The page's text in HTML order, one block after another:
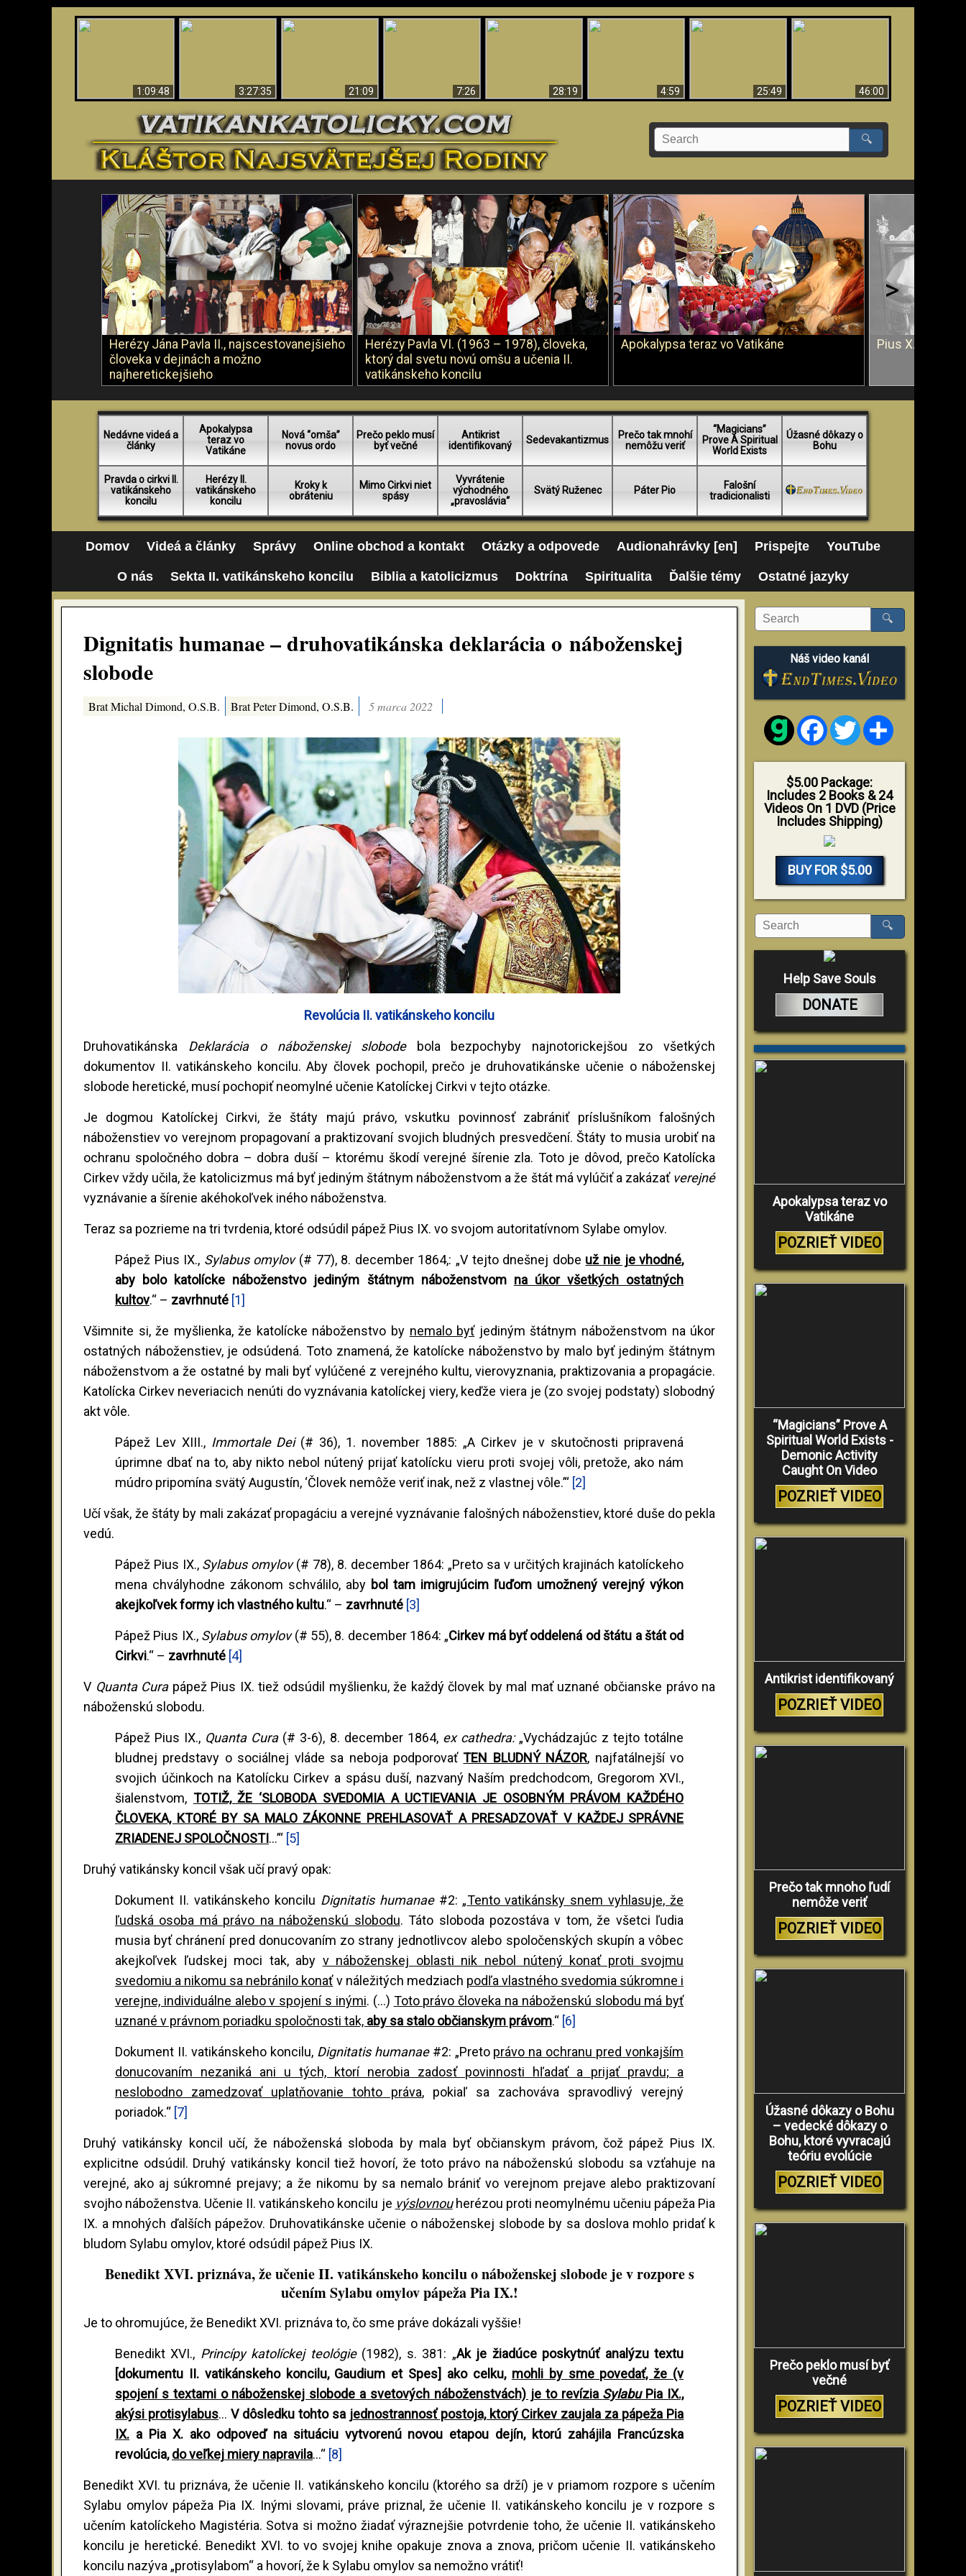
1:09:48 3:27:35
21:09
7:26 28:19
4:59
25:49 46:00
🔍
Herézy Jána Pavla II., najscestovanejšieho
človeka v dejinách a možno
najheretickejšieho
Herézy Pavla VI. (1963 – 1978), človeka,
ktorý dal svetu novú omšu a učenia II.
vatikánskeho koncilu
Apokalypsa teraz vo Vatikáne Pius X. vs. Ján
>
Nedávne videá a
články
Apokalypsa
teraz vo
Vatikáne
Nová “omša”
novus ordo
Prečo peklo musí
byť večné
Antikrist
identifikovaný
Sedevakantizmus
Prečo tak mnohí
nemôžu veriť
“Magicians”
Prove A Spiritual
World Exists
Úžasné dôkazy o
Bohu
Pravda o cirkvi II.
vatikánskeho
koncilu
Herézy II.
vatikánskeho
koncilu
Kroky k
obráteniu
Mimo Cirkvi niet
spásy
Vyvrátenie
východného
„pravoslávia“
Svätý Ruženec Páter Pio
Falošní
tradicionalisti
Domov Videá a články Správy Online obchod a kontakt Otázky a odpovede Audionahrávky [en] Prispejte YouTube
O nás Sekta II. vatikánskeho koncilu Biblia a katolicizmus Doktrína Spiritualita Ďalšie témy Ostatné jazyky
Dignitatis humanae – druhovatikánska deklarácia o náboženskej
slobode
Brat Michal Dimond, O.S.B. Brat Peter Dimond, O.S.B. 5 marca 2022
Revolúcia II. vatikánskeho koncilu
Druhovatikánska Deklarácia o náboženskej slobode
bola bezpochyby najnotorickejšou zo všetkých
dokumentov II. vatikánskeho koncilu. Aby človek pochopil, prečo je druhovatikánske učenie o náboženskej
slobode heretické, musí pochopiť neomylné učenie Katolíckej Cirkvi v tejto otázke.
Je dogmou Katolíckej Cirkvi, že štáty majú právo, vskutku povinnosť zabrániť príslušníkom falošných
náboženstiev vo verejnom propagovaní a praktizovaní svojich bludných presvedčení. Štáty to musia urobiť na
ochranu spoločného dobra – dobra duší – ktorému škodí verejné šírenie zla. Toto je dôvod, prečo Katolícka
Cirkev vždy učila, že katolicizmus má byť jediným štátnym náboženstvom a že štát má vylúčiť a zakázať verejné
vyznávanie a šírenie akéhokoľvek iného náboženstva.
Teraz sa pozrieme na tri tvrdenia, ktoré odsúdil pápež Pius IX. vo svojom autoritatívnom Sylabe omylov.
Pápež Pius IX., Sylabus omylov (# 77), 8. december 1864,: „V tejto dnešnej dobe už nie je vhodné,
aby bolo katolícke náboženstvo jediným štátnym náboženstvom na úkor všetkých ostatných
kultov.“ – zavrhnuté [1]
Všimnite si, že myšlienka, že katolícke náboženstvo by nemalo byťjediným štátnym náboženstvom na úkor
ostatných náboženstiev, je odsúdená. Toto znamená, že katolícke náboženstvo by malo byť jediným štátnym
náboženstvom a že ostatné by mali byť vylúčené z verejného kultu, vierovyznania, praktizovania a propagácie.
Katolícka Cirkev neveriacich nenúti do vyznávania katolíckej viery, keďže viera je (zo svojej podstaty) slobodný
akt vôle.
Pápež Lev XIII., Immortale Dei (# 36), 1. november 1885: „A Cirkev je v skutočnosti pripravená
úprimne dbať na to, aby nikto nebol nútený prijať katolícku vieru proti svojej vôli, pretože, ako nám
múdro pripomína svätý Augustín, ‘Človek nemôže veriť inak, než z vlastnej vôle.’“ [2]
Učí však, že štáty by mali zakázať propagáciu a verejné vyznávanie falošných náboženstiev, ktoré duše do pekla
vedú.
Pápež Pius IX., Sylabus omylov(# 78), 8. december 1864: „Preto sa v určitých krajinách katolíckeho
mena chvályhodne zákonom schválilo, aby boltam imigrujúcim ľuďom umožnený verejný výkon
akejkoľvek formy ich vlastného kultu.“ – zavrhnuté [3]
Pápež Pius IX., Sylabus omylov(# 55), 8. december 1864: „Cirkev má byť oddelená od štátu a štát od
Cirkvi.“ – zavrhnuté [4]
V Quanta Cura pápež Pius IX. tiež odsúdil myšlienku, že každý človek by mal mať uznané občianske právo na
náboženskú slobodu.
Pápež Pius IX., Quanta Cura(# 3-6), 8. december 1864, ex cathedra: „Vychádzajúc z tejto totálne
bludnej predstavy o sociálnej vláde sa neboja podporovaťTEN BLUDNÝ NÁZOR, najfatálnejší vo
svojich účinkoch na Katolícku Cirkev a spásu duší, nazvaný Naším predchodcom, Gregorom XVI.,
šialenstvom, TOTIŽ, ŽE ‘SLOBODA SVEDOMIA A UCTIEVANIA JE OSOBNÝM PRÁVOM KAŽDÉHO
ČLOVEKA, KTORÉ BY SA MALO ZÁKONNE PREHLASOVAŤ A PRESADZOVAŤ V KAŽDEJ SPRÁVNE
ZRIADENEJ SPOLOČNOSTI...’“ [5]
Druhý vatikánsky koncil však učí pravý opak:
Dokument II. vatikánskeho koncilu Dignitatis humanae #2: „Tento vatikánsky snem vyhlasuje, že
ľudská osoba má právo na náboženskú slobodu. Táto sloboda pozostáva v tom, že všetci ľudia
musia byť chránení pred donucovaním zo strany jednotlivcov alebo spoločenských skupín a vôbec
akejkoľvek ľudskej moci tak, aby v náboženskej oblasti nik nebol nútený konať proti svojmu
svedomiu a nikomu sa nebránilo konaťv náležitých medziach podľa vlastného svedomia súkromne i
verejne, individuálne alebo v spojení s inými. (...) Toto právo človeka na náboženskú slobodu má byť
uznané v právnom poriadku spoločnosti tak, aby sa stalo občianskym právom.“ [6]
Dokument II. vatikánskeho koncilu, Dignitatis humanae #2: „Preto právo na ochranu pred vonkajším
donucovaním nezaniká ani u tých, ktorí nerobia zadosť povinnosti hľadať a prijať pravdu; a
neslobodno zamedzovať uplatňovanie tohto práva, pokiaľ sa zachováva spravodlivý verejný
poriadok.“ [7]
Druhý vatikánsky koncil učí, že náboženská sloboda by mala byť občianskym právom, čož pápež Pius IX.
explicitne odsúdil. Druhý vatikánsky koncil tiež hovorí, že toto právo na náboženskú slobodu sa vzťahuje na
verejné, ako aj súkromné prejavy; a že nikomu by sa nemalo brániť vo verejnom prejave alebo praktizovaní
svojho náboženstva. Učenie II. vatikánskeho koncilu je výslovnouherézou proti neomylnému učeniu pápeža Pia
IX. a mnohých ďalších pápežov. Druhovatikánske učenie o náboženskej slobode by sa doslova mohlo pridať k
bludom Sylabu omylov, ktoré odsúdil pápež Pius IX.
Benedikt XVI. priznáva, že učenie II. vatikánskeho koncilu o náboženskej slobode je v rozpore s
učením Sylabu omylov pápeža Pia IX.!
Je to ohromujúce, že Benedikt XVI. priznáva to, čo sme práve dokázali vyššie!
Benedikt XVI., Princípy katolíckej teológie(1982), s. 381: „Ak je žiadúce poskytnúť analýzu textu
[dokumentu II. vatikánskeho koncilu, Gaudium et Spes] ako celku, mohli by sme povedať, že (v
spojení s textami o náboženskej slobode a svetových náboženstvách) je to revízia SylabuPia IX.,
akýsi protisylabus... V dôsledku tohto sa jednostrannosť postoja, ktorý Cirkev zaujala za pápeža Pia
IX.a Pia X. ako odpoveď na situáciu vytvorenú novou etapou dejín, ktorú zahájila Francúzska
revolúcia,do veľkej miery napravila...“ [8]
Benedikt XVI. tu priznáva, že učenie II. vatikánskeho koncilu (ktorého sa drží) je v priamom rozpore s učením
Sylabu omylov pápeža Pia IX. Inými slovami, práve priznal, že učenie II. vatikánskeho koncilu je v rozpore s
učením katolíckeho Magistéria. Sotva si možno žiadať výraznejšie potvrdenie toho, že učenie II. vatikánskeho
koncilu je heretické. Benedikt XVI. to vo svojej knihe opakuje znova a znova, pričom učenie II. vatikánskeho
koncilu nazýva „protisylabom“ a hovorí, že k Sylabu omylov sa nemožno vrátiť!
🔍
Náš video kanál
FacebookTwitter
$5.00 Package:
Includes 2 Books & 24
Videos On 1 DVD (Price
Includes Shipping)
BUY FOR $5.00
🔍
Help Save Souls
DONATE
Apokalypsa teraz vo
Vatikáne
POZRIEŤ VIDEO
“Magicians” Prove A
Spiritual World Exists -
Demonic Activity
Caught On Video
POZRIEŤ VIDEO
Antikrist identifikovaný
POZRIEŤ VIDEO
Prečo tak mnoho ľudí
nemôže veriť
POZRIEŤ VIDEO
Úžasné dôkazy o Bohu
– vedecké dôkazy o
Bohu, ktoré vyvracajú
teóriu evolúcie
POZRIEŤ VIDEO
Prečo peklo musí byť
večné
POZRIEŤ VIDEO